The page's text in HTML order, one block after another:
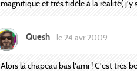
magnifique et très fidèle à la réalité( j'y
Quesh le 24 avr 2009
Alors là chapeau bas l'ami ! C'est très